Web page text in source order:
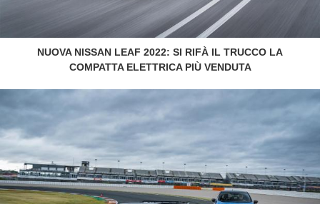
NUOVA NISSAN LEAF 2022: SI RIFÀ IL TRUCCO LA
COMPATTA ELETTRICA PIÙ VENDUTA